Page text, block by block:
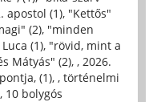
apostol (1), "Kettős"
(2), "minden
(1), "rövid, mint a
Mátyás" (2), , 2026.
(1), , történelmi
, 10 bolygós